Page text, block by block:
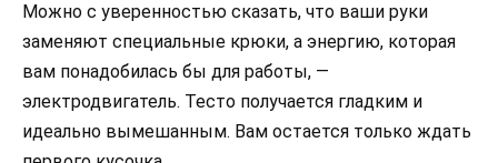
Можно с уверенностью сказать, что ваши руки
заменяют специальные крюки, а энергию, которая
вам понадобилась бы для работы, —
электродвигатель. Тесто получается гладким и
идеально вымешанным. Вам остается только ждать